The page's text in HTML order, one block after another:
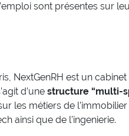
sont présentes sur
NextGenRH est un
d’une structure “multi-
les métiers de
ainsi que de l’ingenierie.